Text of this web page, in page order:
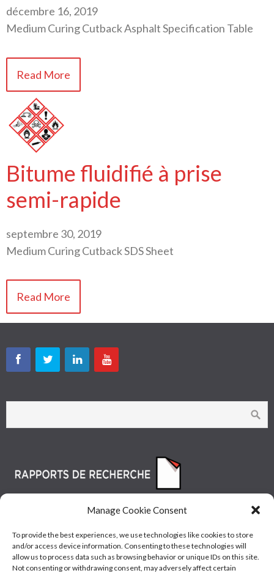
Manage Cookie Consent
To provide the best experiences, we use technologies like cookies to store
and/or access device information. Consenting to these technologies will
allow us to process data such as browsing behavior or unique IDs on this site.
Not consenting or withdrawing consent, may adversely affect certain
décembre 16, 2019
Medium Curing Cutback Asphalt Specification Table
Read More
Bitume fluidifié à prise
semi-rapide
septembre 30, 2019
Medium Curing Cutback SDS Sheet
Read More